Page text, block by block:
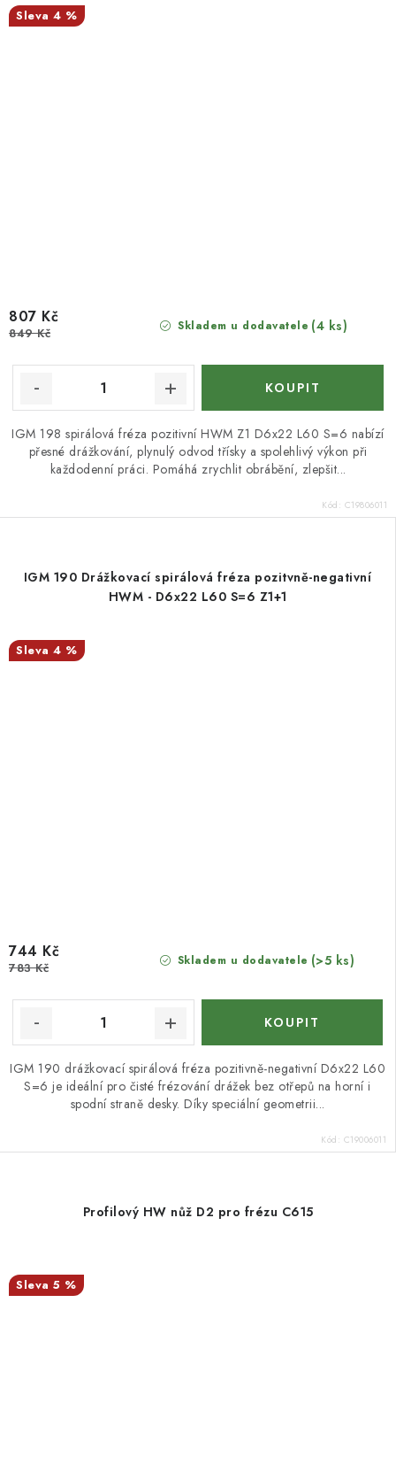
4 %
Skladem u dodavatele (4 ks)
807 Kč
849 Kč
IGM 198 spirálová fréza pozitivní HWM Z1 D6x22 L60 S=6 nabízí
přesné drážkování, plynulý odvod třísky a spolehlivý výkon při
každodenní práci. Pomáhá zrychlit obrábění, zlepšit...
Kód: C19806011
IGM 190 Drážkovací spirálová fréza pozitvně-negativní
HWM - D6x22 L60 S=6 Z1+1
4 %
Skladem u dodavatele (>5 ks)
744 Kč
783 Kč
IGM 190 drážkovací spirálová fréza pozitivně-negativní D6x22 L60
S=6 je ideální pro čisté frézování drážek bez otřepů na horní i
spodní straně desky. Díky speciální geometrii...
Kód: C19006011
Profilový HW nůž D2 pro frézu C615
5 %